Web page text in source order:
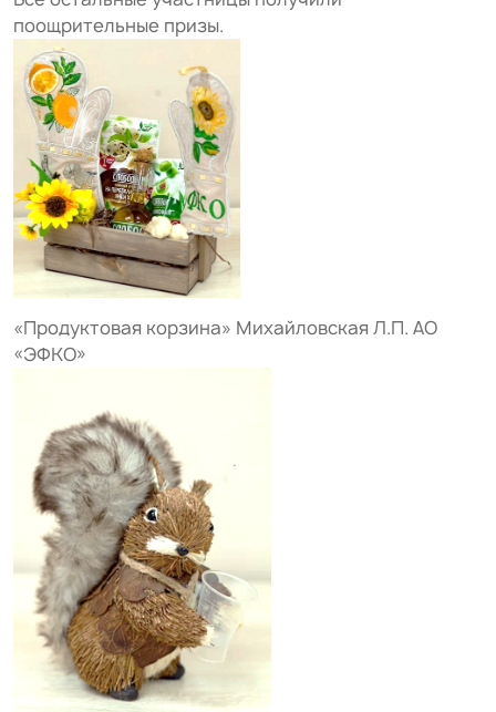
поощрительные призы.
«Продуктовая корзина» Михайловская Л.П. АО
«ЭФКО»